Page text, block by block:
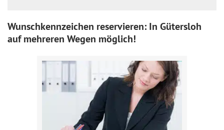
Wunschkennzeichen reservieren: In Gütersloh
auf mehreren Wegen möglich!